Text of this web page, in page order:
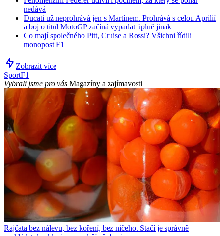
nedává
Ducati už neprohrává jen s Martínem. Prohrává s celou Aprilií
a boj o titul MotoGP začíná vypadat úplně jinak
Co mají společného Pitt, Cruise a Rossi? Všichni řídili
monopost F1
Zobrazit více
SportF1
Vybrali jsme pro vás Magazíny a zajímavosti
Rajčata bez nálevu, bez koření, bez ničeho. Stačí je správně